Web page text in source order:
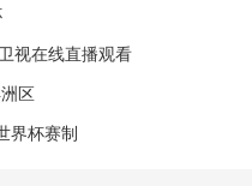
视在线直播观看
区
界杯赛制